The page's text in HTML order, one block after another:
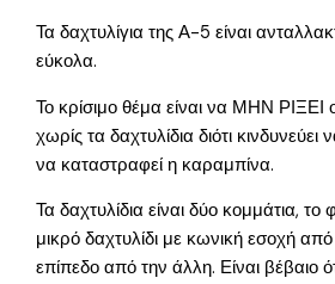
Τα δαχτυλίγια της Α-5 είναι
εύκολα.
Το κρίσιμο θέμα είναι να ΜΗΝ ΡΙΞΕΙ
χωρίς τα δαχτυλίδια διότι
να καταστραφεί η καραμπίνα.
Τα δαχτυλίδια είναι δύο κομμάτια, το
μικρό δαχτυλίδι με κωνική εσοχή από
επίπεδο από την άλλη. Είναι βέβαιο